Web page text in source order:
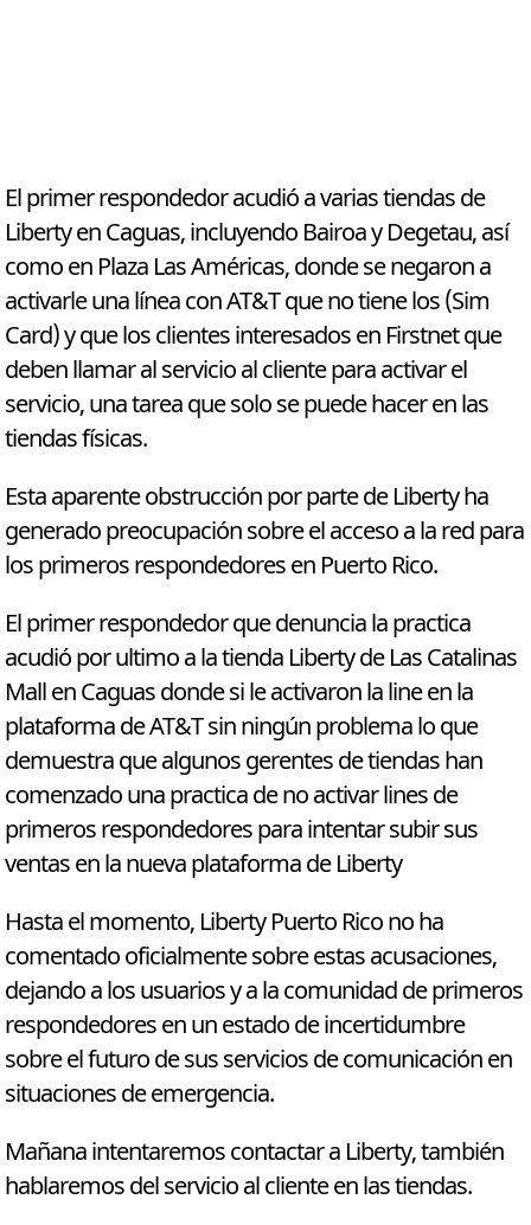
El primer respondedor acudió a varias tiendas de
Liberty en Caguas, incluyendo Bairoa y Degetau, así
como en Plaza Las Américas, donde se negaron a
activarle una línea con AT&T que no tiene los (Sim
Card) y que los clientes interesados en Firstnet que
deben llamar al servicio al cliente para activar el
servicio, una tarea que solo se puede hacer en las
tiendas físicas.
Esta aparente obstrucción por parte de Liberty ha
generado preocupación sobre el acceso a la red para
los primeros respondedores en Puerto Rico.
El primer respondedor que denuncia la practica
acudió por ultimo a la tienda Liberty de Las Catalinas
Mall en Caguas donde si le activaron la line en la
plataforma de AT&T sin ningún problema lo que
demuestra que algunos gerentes de tiendas han
comenzado una practica de no activar lines de
primeros respondedores para intentar subir sus
ventas en la nueva plataforma de Liberty
Hasta el momento, Liberty Puerto Rico no ha
comentado oficialmente sobre estas acusaciones,
dejando a los usuarios y a la comunidad de primeros
respondedores en un estado de incertidumbre
sobre el futuro de sus servicios de comunicación en
situaciones de emergencia.
Mañana intentaremos contactar a Liberty, también
hablaremos del servicio al cliente en las tiendas.